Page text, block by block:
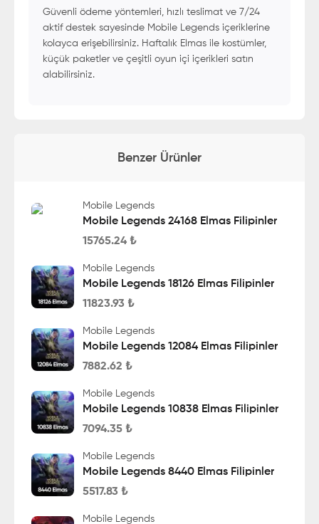
Güvenli ödeme yöntemleri, hızlı teslimat ve 7/24
aktif destek sayesinde Mobile Legends içeriklerine
kolayca erişebilirsiniz. Haftalık Elmas ile kostümler,
küçük paketler ve çeşitli oyun içi içerikleri satın
alabilirsiniz.
Benzer Ürünler
Mobile Legends
Mobile Legends 24168 Elmas Filipinler
15765.24 ₺
Mobile Legends
Mobile Legends 18126 Elmas Filipinler
11823.93 ₺
Mobile Legends
Mobile Legends 12084 Elmas Filipinler
7882.62 ₺
Mobile Legends
Mobile Legends 10838 Elmas Filipinler
7094.35 ₺
Mobile Legends
Mobile Legends 8440 Elmas Filipinler
5517.83 ₺
Mobile Legends